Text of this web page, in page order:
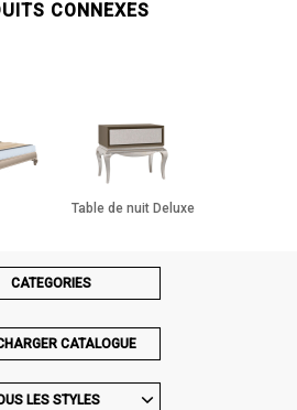
Aged Champagne
CONNEXES
Table de nuit Deluxe
CATEGORIES
CATALOGUE
LES STYLES